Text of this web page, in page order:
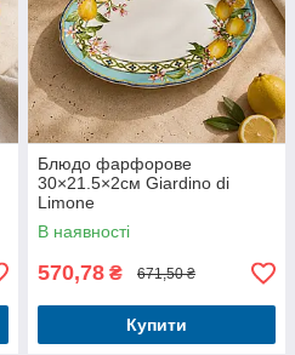
Блюдо фарфорове
30×21.5×2см Giardino di
Limone
В наявності
570,78 ₴ 671,50 ₴
Купити